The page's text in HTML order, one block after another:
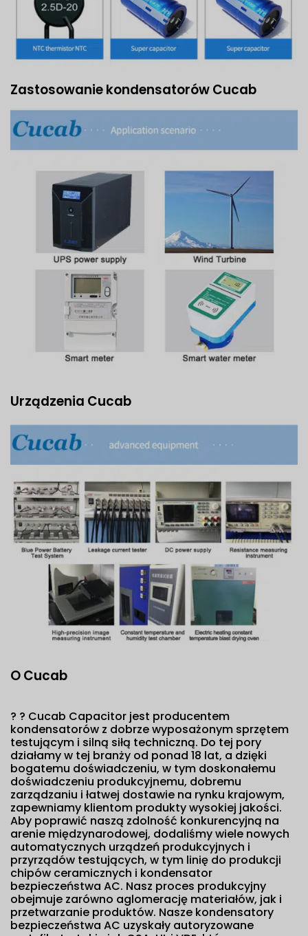
Zastosowanie kondensatorów Cucab
Urządzenia Cucab
O Cucab
? ? Cucab Capacitor jest producentem
kondensatorów z dobrze wyposażonym sprzętem
testującym i silną siłą techniczną. Do tej pory
działamy w tej branży od ponad 18 lat, a dzięki
bogatemu doświadczeniu, w tym doskonałemu
doświadczeniu produkcyjnemu, dobremu
zarządzaniu i łatwej dostawie na rynku krajowym,
zapewniamy klientom produkty wysokiej jakości.
Aby poprawić naszą zdolność konkurencyjną na
arenie międzynarodowej, dodaliśmy wiele nowych
automatycznych urządzeń produkcyjnych i
przyrządów testujących, w tym linię do produkcji
chipów ceramicznych i kondensator
bezpieczeństwa AC. Nasz proces produkcyjny
obejmuje zarówno aglomerację materiałów, jak i
przetwarzanie produktów. Nasze kondensatory
bezpieczeństwa AC uzyskały autoryzowane